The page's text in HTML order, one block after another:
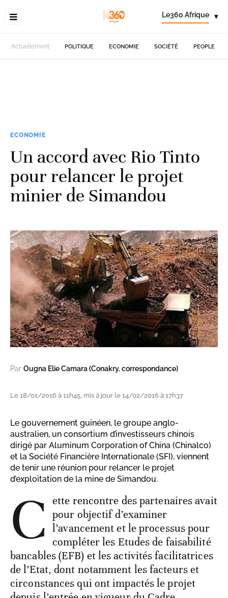
Le360 Afrique ▾
Actuellement POLITIQUE ECONOMIE SOCIÉTÉ PEOPLE
ECONOMIE
Un accord avec Rio Tinto
pour relancer le projet
minier de Simandou
Par Ougna Elie Camara (Conakry, correspondance)
Le 18/01/2016 à 11h45, mis à jour le 14/02/2016 à 17h37
Le gouvernement guinéen, le groupe anglo-
australien, un consortium d’investisseurs chinois
dirigé par Aluminum Corporation of China (Chinalco)
et la Société Financière Internationale (SFI), viennent
de tenir une réunion pour relancer le projet
d’exploitation de la mine de Simandou.
C ette rencontre des partenaires avait
pour objectif d’examiner
l’avancement et le processus pour
compléter les Etudes de faisabilité
bancables (EFB) et les activités facilitatrices
de l’Etat, dont notamment les facteurs et
circonstances qui ont impactés le projet